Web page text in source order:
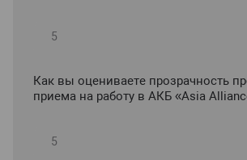
Как вы оцениваете прозрачность
приема на работу в АКБ «Asia